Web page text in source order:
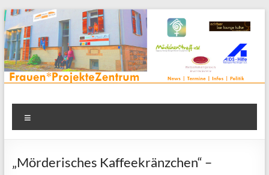
Zum
Inhalt
springen
Frauenprojektehaus wird
FrauenProjekteZentrum
Frauen* | Mädchen* | Projekte | Beratung | Veranstaltungen |
in einem Zentrum | Räume für alle | Projektarbeit | Begegnung
„Mörderisches Kaffeekränzchen“ –